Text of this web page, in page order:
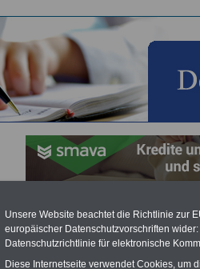
Riester-
Unsere Website beachtet die Richtlinie zur
europäischer Datenschutzvorschriften
Datenschutzrichtlinie für elektronische
Diese Internetseite verwendet Cookies, um